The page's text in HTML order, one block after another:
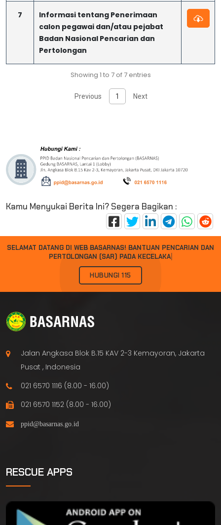
7
Informasi tentang Penerimaan
calon pegawai dan/atau pejabat
Badan Nasional Pencarian dan
Pertolongan
Showing 1 to 7 of 7 entries
Previous 1 Next
Kamu Menyukai Berita Ini? Segera Bagikan :
SELAMAT DATANG DI WEB BASARNAS! BANTUAN PENCARIAN DAN
ERTOLONGAN (SAR) P ADA K ECELAKAAN
HUBUNGI 115
Jalan Angkasa Blok B.15 KAV 2-3 Kemayoran, Jakarta
Pusat , Indonesia
021 6570 1116 (8.00 - 16.00)
021 6570 1152 (8.00 - 16.00)
RESCUE APPS